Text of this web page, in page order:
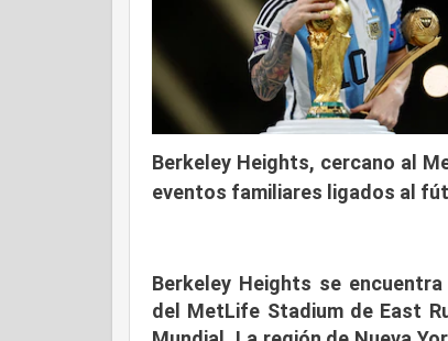
Berkeley Heights, cercano al
eventos familiares ligados al
Berkeley Heights se
del MetLife Stadiumde East